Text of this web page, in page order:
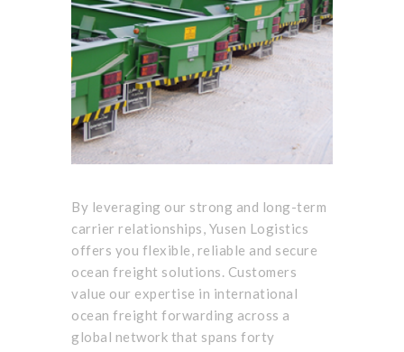
By leveraging our strong and long-term
carrier relationships, Yusen Logistics
offers you flexible, reliable and secure
ocean freight solutions. Customers
value our expertise in international
ocean freight forwarding across a
global network that spans forty